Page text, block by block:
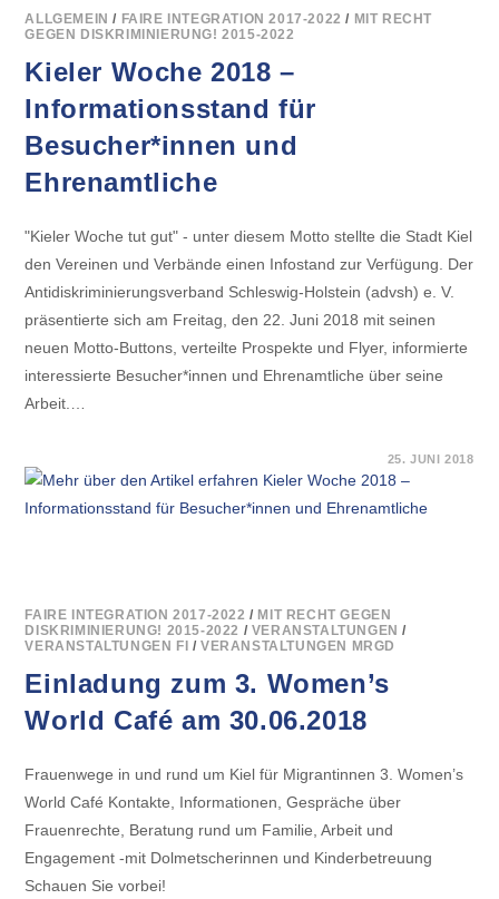
ALLGEMEIN / FAIRE INTEGRATION 2017-2022 / MIT RECHT
GEGEN DISKRIMINIERUNG! 2015-2022
Kieler Woche 2018 –
Informationsstand für
Besucher*innen und
Ehrenamtliche
"Kieler Woche tut gut" - unter diesem Motto stellte die Stadt Kiel
den Vereinen und Verbände einen Infostand zur Verfügung. Der
Antidiskriminierungsverband Schleswig-Holstein (advsh) e. V.
präsentierte sich am Freitag, den 22. Juni 2018 mit seinen
neuen Motto-Buttons, verteilte Prospekte und Flyer, informierte
interessierte Besucher*innen und Ehrenamtliche über seine
Arbeit.…
KIELER
WOCHE
2018
–
25. JUNI 2018
FAIRE INTEGRATION 2017-2022 / MIT RECHT GEGEN
DISKRIMINIERUNG! 2015-2022 / VERANSTALTUNGEN /
VERANSTALTUNGEN FI /VERANSTALTUNGEN MRGD
Einladung zum 3. Women’s
World Café am 30.06.2018
Frauenwege in und rund um Kiel für Migrantinnen 3. Women’s
World Café Kontakte, Informationen, Gespräche über
Frauenrechte, Beratung rund um Familie, Arbeit und
Engagement -mit Dolmetscherinnen und Kinderbetreuung
Schauen Sie vorbei!